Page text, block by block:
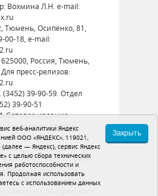
Вохмина Л.Н. e-mail:
Тюмень, Осипенко, 81,
00-18, e-mail:
Россия, Тюмень,
пресс-релизов:
39-90-59. Отдел
39-90-51
Сетевое издание
«Тюменская правда»,
номер СМИ Эл № ФС77-
2023 г. выдано
по надзору в сфере
технологий и
(Роскомнадзор)
веб-аналитики Яндекс
ООО «ЯНДЕКС», 119021,
(далее — Яндекс), сервис Яндекс
с целью сбора технических
работоспособности и
Продолжая использовать
с использованием данных
Закрыть